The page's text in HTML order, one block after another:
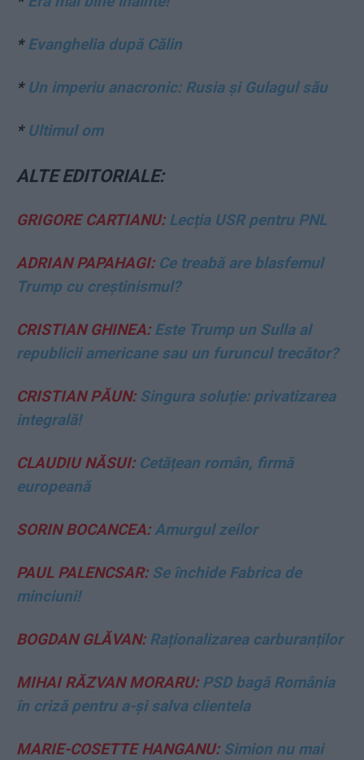
*Evanghelia după Călin
* Un imperiu anacronic: Rusia și Gulagul său
* Ultimul om
ALTE EDITORIALE:
GRIGORE CARTIANU:Lecția USR pentru PNL
ADRIAN PAPAHAGI:Ce treabă are blasfemul
Trump cu creștinismul?
CRISTIAN GHINEA:Este Trump un Sulla al
republicii americane sau un furuncul trecător?
CRISTIAN PĂUN:Singura soluție: privatizarea
integrală!
CLAUDIU NĂSUI:Cetățean român, firmă
europeană
SORIN BOCANCEA:Amurgul zeilor
PAUL PALENCSAR:Se închide Fabrica de
minciuni!
BOGDAN GLĂVAN:Raționalizarea carburanților
MIHAI RĂZVAN MORARU:PSD bagă România
în criză pentru a-și salva clientela
MARIE-COSETTE HANGANU:Simion nu mai